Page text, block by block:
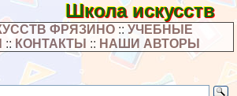
Школа искусств
ФРЯЗИНО ::УЧЕБНЫЕ
:: КОНТАКТЫ :: НАШИ АВТОРЫ